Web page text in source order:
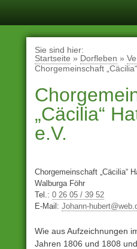
Sie sind hier:
Startseite » Dorfleben »
Chorgemeinschaft
„Cäcilia“
e.V.
Chorgemeinschaft „Cäcilia“
Walburga Föhr
Tel.: 0 26 05 / 39 52
E-Mail: Johann-
Wie aus Aufzeichnungen
Jahren 1806 und 1808